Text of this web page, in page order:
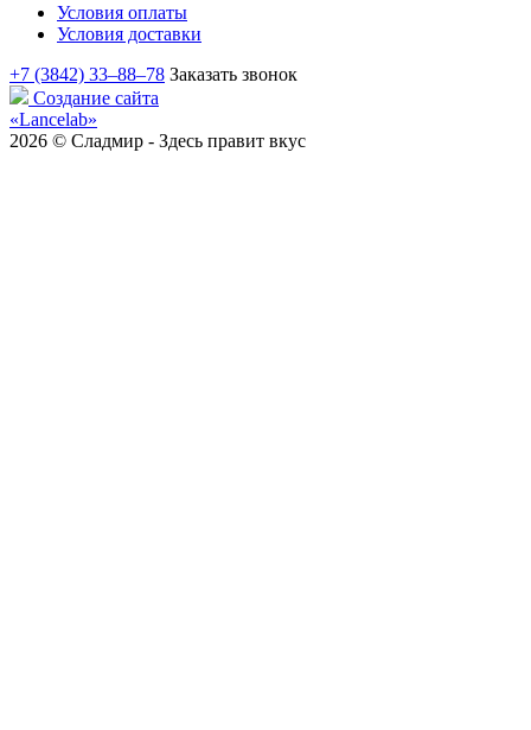
Условия оплаты
Условия доставки
+7 (3842) 33‒88‒78 Заказать звонок
Создание сайта
«Lancelab»
2026 © Сладмир - Здесь правит вкус